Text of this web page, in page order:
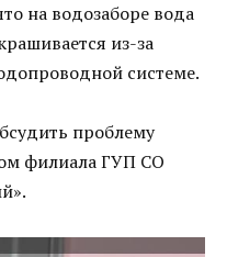
на водозаборе вода
из-за
системе.
проблему
филиала ГУП СО